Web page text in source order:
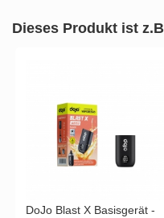
Dieses Produkt ist
DoJo Blast X Basisgerät -